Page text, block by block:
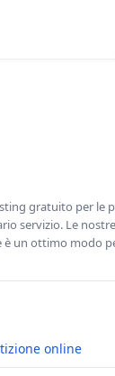
gratuito per le
servizio. Le
è un ottimo modo
online